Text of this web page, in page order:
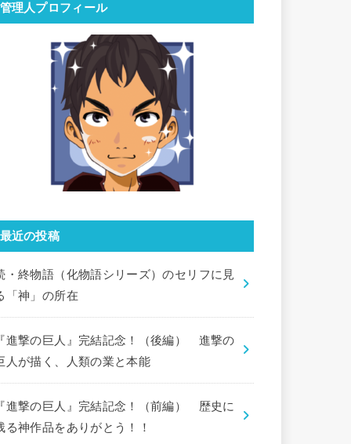
管理人プロフィール
最近の投稿
・終物語（化物語シリーズ）のセリフに見
「神」の所在
進撃の巨人』完結記念！（後編） 進撃の
人が描く、人類の業と本能
進撃の巨人』完結記念！（前編） 歴史に
る神作品をありがとう！！